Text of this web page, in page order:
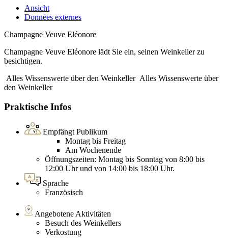
Ansicht
Données externes
Champagne Veuve Eléonore
Champagne Veuve Eléonore lädt Sie ein, seinen Weinkeller zu
besichtigen.
Alles Wissenswerte über den Weinkeller Alles Wissenswerte über
den Weinkeller
Praktische Infos
Empfängt Publikum
Montag bis Freitag
Am Wochenende
Öffnungszeiten: Montag bis Sonntag von 8:00 bis
12:00 Uhr und von 14:00 bis 18:00 Uhr.
Sprache
Französisch
Angebotene Aktivitäten
Besuch des Weinkellers
Verkostung